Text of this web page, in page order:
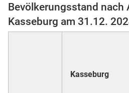
Bevölkerungsstand nach
Kasseburg am 31.12.
Kasseburg